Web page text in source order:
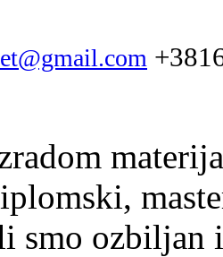
smo ozbiljan